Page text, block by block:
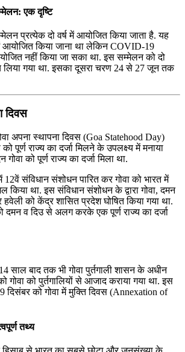
एक दृष्टि
प्रत्येक दो वर्ष में आयोजित किया जाता है. यह
किया जाना था लेकिन COVID-19
नहीं किया जा सका था. इस सम्‍मेलन को दो
लिया गया था. इसका दूसरा चरण 24 से 27 जून तक
दिवस
अपना स्थापना दिवस (Goa Statehood Day)
पूर्ण राज्य का दर्जा मिलने के उपलक्ष्य में मनाया
को पूर्ण राज्य का दर्जा मिला था.
संविधान संशोधन पारित कर गोवा को भारत में
था. इस संविधान संशोधन के द्वारा गोवा, दमन
हवेली को केंद्र शासित प्रदेश घोषित किया गया था.
दमन व दिउ से अलग करके एक पूर्ण राज्य का दर्जा
साल बाद तक भी गोवा पुर्तगाली शासन के अधीन
गोवा को पुर्तगालियों से आजाद कराया गया था. इस
दिसंबर को गोवा में मुक्ति दिवस (Annexation of
तथ्य